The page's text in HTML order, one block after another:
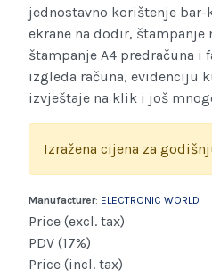
jednostavno korištenje
ekrane na dodir, štampanje
štampanje A4 predračuna i
izgleda računa, evidenciju
izvještaje na klik i još
Izražena cijena za
Manufacturer: ELECTRONIC WORLD
Price (excl. tax)
PDV (17%)
Price (incl. tax)